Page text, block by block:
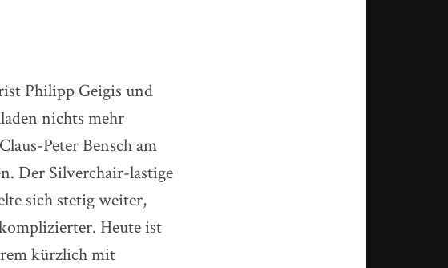
Philipp Geigis und
nichts mehr
Peter Bensch am
Der Silverchair-lastige
sich stetig weiter,
Heute ist
kürzlich mit